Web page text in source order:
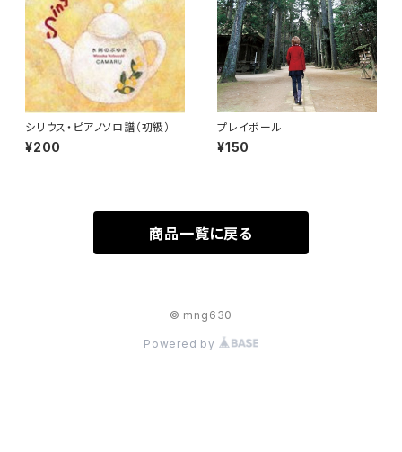
シリウス・ピアノソロ譜（初級）
¥200
プレイボール
¥150
商品一覧に戻る
© mng630
Powered by